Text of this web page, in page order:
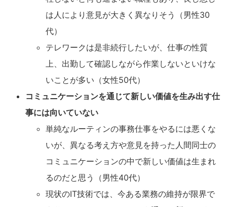
は人により意見が大きく異なりそう（男性30
代）
テレワークは是非続行したいが、仕事の性質
上、出勤して確認しながら作業しないといけな
いことが多い（女性50代）
コミュニケーションを通じて新しい価値を生み出す仕
事には向いていない
単純なルーティンの事務仕事をやるには悪くな
いが、異なる考え方や意見を持った人間同士の
コミュニケーションの中で新しい価値は生まれ
るのだと思う（男性40代）
現状のIT技術では、今ある業務の維持が限界で